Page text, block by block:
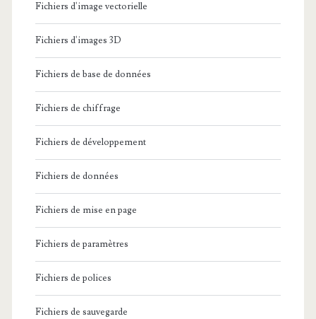
Fichiers d'image vectorielle
Fichiers d'images 3D
Fichiers de base de données
Fichiers de chiffrage
Fichiers de développement
Fichiers de données
Fichiers de mise en page
Fichiers de paramètres
Fichiers de polices
Fichiers de sauvegarde